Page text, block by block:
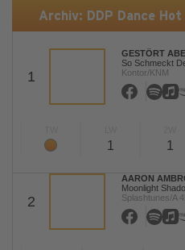
Archiv: DDP Dance
1
GESTÖRT
So Schmeckt
Kontor/KNM
1 1
2
AARON
Moonlight
Splashtunes/A